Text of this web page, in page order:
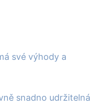
své výhody a
snadno udržitelná